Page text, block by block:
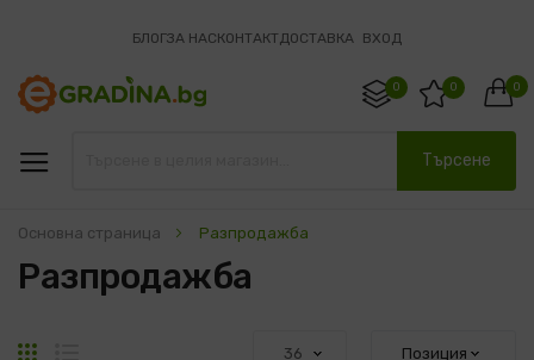
БЛОГЗА НАСКОНТАКТДОСТАВКА ВХОД
0
0 0
Търсене
Основна страница Разпродажба
Разпродажба
Решетка